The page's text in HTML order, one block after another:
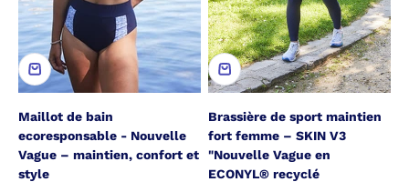
Maillot de bain
ecoresponsable - Nouvelle
Vague – maintien, confort et
style
Brassière de sport maintien
fort femme – SKIN V3
"Nouvelle Vague en
ECONYL® recyclé